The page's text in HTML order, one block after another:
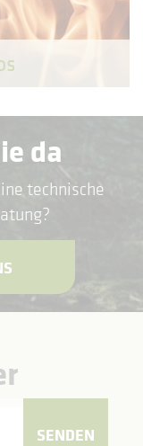
da
technische
SENDEN